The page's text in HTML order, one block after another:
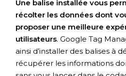
Une balise installée vous
récolter les données dont
proposer une meilleure
utilisateurs. Google Tag
ainsi d’installer des balises à
récupérer les informations